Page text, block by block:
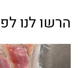
הרשו לנו